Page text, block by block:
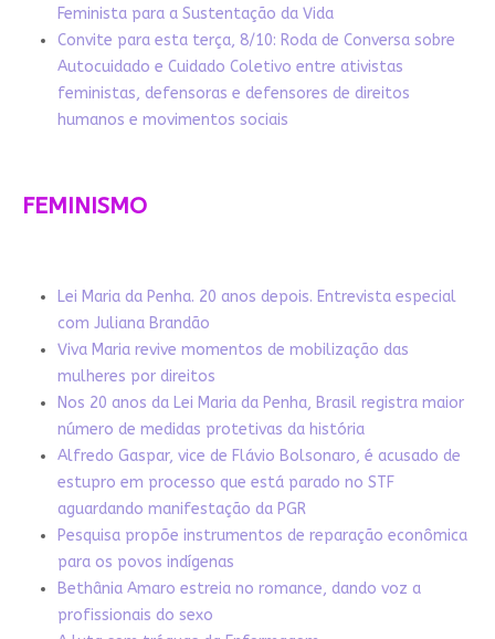
Feminista para a Sustentação da Vida
Convite para esta terça, 8/10: Roda de Conversa sobre
Autocuidado e Cuidado Coletivo entre ativistas
feministas, defensoras e defensores de direitos
humanos e movimentos sociais
FEMINISMO
Lei Maria da Penha. 20 anos depois. Entrevista especial
com Juliana Brandão
Viva Maria revive momentos de mobilização das
mulheres por direitos
Nos 20 anos da Lei Maria da Penha, Brasil registra maior
número de medidas protetivas da história
Alfredo Gaspar, vice de Flávio Bolsonaro, é acusado de
estupro em processo que está parado no STF
aguardando manifestação da PGR
Pesquisa propõe instrumentos de reparação econômica
para os povos indígenas
Bethânia Amaro estreia no romance, dando voz a
profissionais do sexo